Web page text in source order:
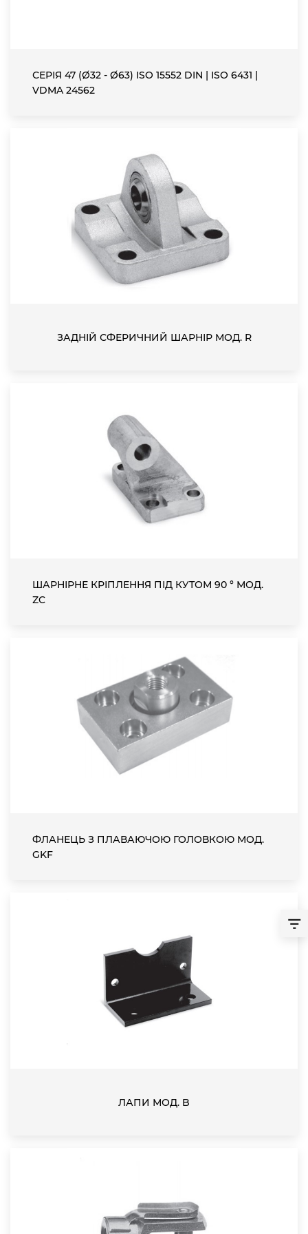
СЕРІЯ 47 (Ø32 - Ø63) ISO 15552 DIN | ISO 6431 |
VDMA 24562
ЗАДНІЙ СФЕРИЧНИЙ ШАРНІР МОД. R
ШАРНІРНЕ КРІПЛЕННЯ ПІД КУТОМ 90 ° МОД.
ZC
ФЛАНЕЦЬ З ПЛАВАЮЧОЮ ГОЛОВКОЮ МОД.
GKF
ЛАПИ МОД. B